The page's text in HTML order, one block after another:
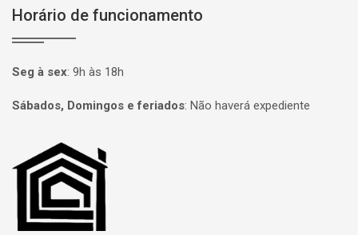
Horário de funcionamento
Seg à sex: 9h às 18h
Sábados, Domingos e feriados: Não haverá expediente
Página inicial